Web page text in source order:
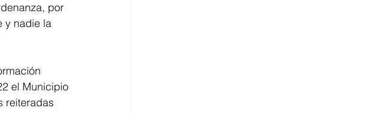
por
y nadie la
el Municipio
reiteradas